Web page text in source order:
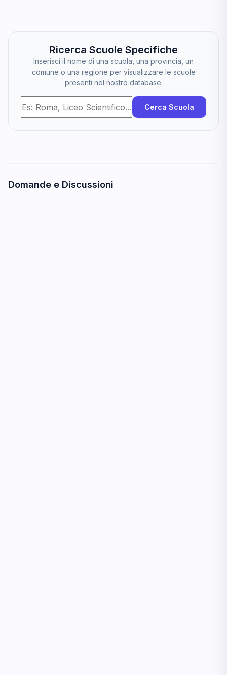
Ricerca Scuole Specifiche
Inserisci il nome di una scuola, una provincia, un
comune o una regione per visualizzare le scuole
presenti nel nostro database.
Cerca Scuola
Domande e Discussioni